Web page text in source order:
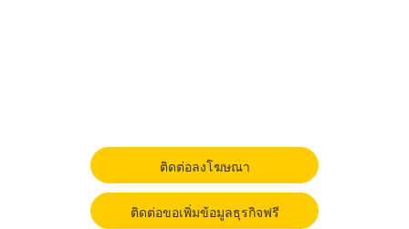
ติดต่อลงโฆษณา
ติดต่อขอเพิ่มข้อมูลธุรกิจฟรี